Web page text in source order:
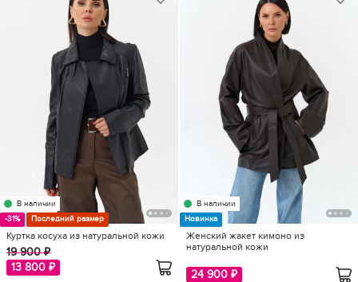
В наличии
-31%
Последний размер
Куртка косуха из натуральной кожи
19 900 ₽
13 800 ₽
В наличии
Новинка
Женский жакет кимоно из
натуральной кожи
24 900 ₽